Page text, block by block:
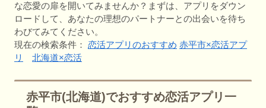
な恋愛の扉を開いてみませんか？まずは、アプリをダウン
ロードして、あなたの理想のパートナーとの出会いを待ち
わびてみてください。
現在の検索条件： 恋活アプリのおすすめ 赤平市×恋活アプ
リ
北海道×恋活
赤平市(北海道)でおすすめ恋活アプリ一